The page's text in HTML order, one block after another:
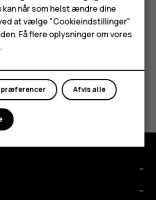
M
>System> Sprog og input>
, og slåStavekontrolfra.
var nyttigt?
kan når som helst ændre dine
at vælge "Cookieindstillinger"
Få flere oplysninger om vores
.
Afvis alle